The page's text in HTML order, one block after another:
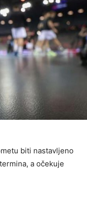
biti nastavljeno
a očekuje